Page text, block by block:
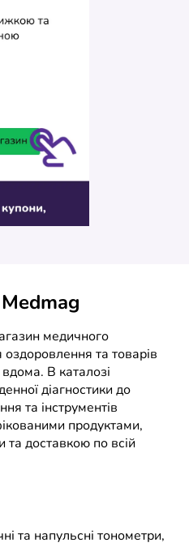
медичного
та товарів
В каталозі
діагностики до
та інструментів
продуктами,
та доставкою по всій
та напульсні тонометри,